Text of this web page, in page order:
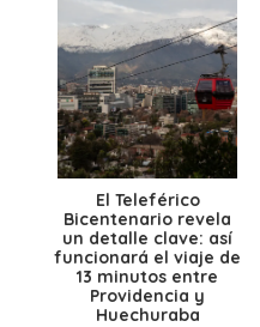
El Teleférico
Bicentenario revela
un detalle clave: así
funcionará el viaje de
13 minutos entre
Providencia y
Huechuraba